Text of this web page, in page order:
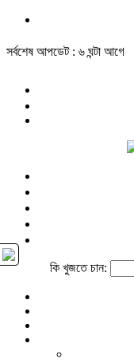
সর্বশেষ আপডেট : ৬ ঘন্টা আগে
কি খুজতে চান: